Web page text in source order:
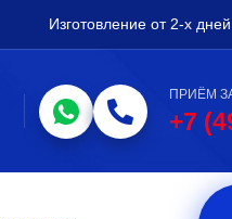
Изготовление от 2-х дней
ПРИЁМ
+7